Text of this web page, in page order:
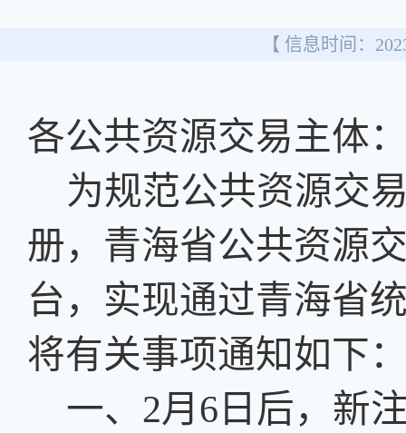
【 信息时间：
各公共资源交易主体
为规范公共资源交
册，青海省公共资源
台，实现通过青海省
将有关事项通知如下
一、 2月6日后，新